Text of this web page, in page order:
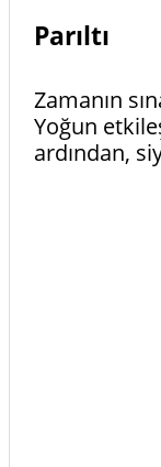
Parıltı
Zamanın
Yoğun
ardından,